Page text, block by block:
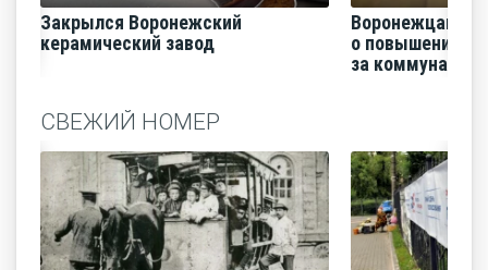
Закрылся Воронежский
керамический завод
Воронежцам
о повышении
за
СВЕЖИЙ НОМЕР